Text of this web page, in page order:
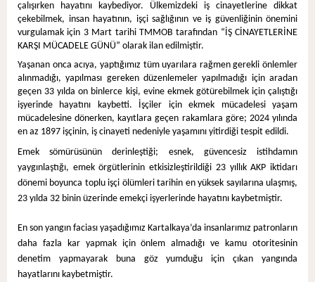
çalışırken hayatını kaybediyor. Ülkemizdeki iş cinayetlerine dikkat
çekebilmek, insan hayatının, işçi sağlığının ve iş güvenliğinin önemini
vurgulamak için 3 Mart tarihi TMMOB tarafından “İŞ CİNAYETLERİNE
KARŞI MÜCADELE GÜNÜ” olarak ilan edilmiştir.
Yaşanan onca acıya, yaptığımız tüm uyarılara rağmen gerekli önlemler
alınmadığı, yapılması gereken düzenlemeler yapılmadığı için aradan
geçen 33 yılda on binlerce kişi, evine ekmek götürebilmek için çalıştığı
işyerinde hayatını kaybetti. İşçiler için ekmek mücadelesi yaşam
mücadelesine dönerken, kayıtlara geçen rakamlara göre; 2024 yılında
en az 1897 işçinin, iş cinayeti nedeniyle yaşamını yitirdiği tespit edildi.
Emek sömürüsünün derinleştiği; esnek, güvencesiz istihdamın
yaygınlaştığı, emek örgütlerinin etkisizleştirildiği 23 yıllık AKP iktidarı
dönemi boyunca toplu işçi ölümleri tarihin en yüksek sayılarına ulaşmış,
23 yılda 32 binin üzerinde emekçi işyerlerinde hayatını kaybetmiştir.
En son yangın faciası yaşadığımız Kartalkaya’da insanlarımız patronların
daha fazla kar yapmak için önlem almadığı ve kamu otoritesinin
denetim yapmayarak buna göz yumduğu için çıkan yangında
hayatlarını kaybetmiştir.